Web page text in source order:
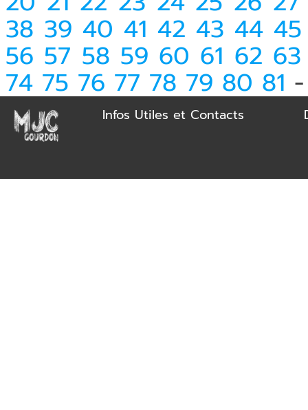
38 39 40 41 42 43 44 45
56 57 58 59 60 61 62 63
74 75 76 77 78 79 80 81
Infos Utiles et Contacts